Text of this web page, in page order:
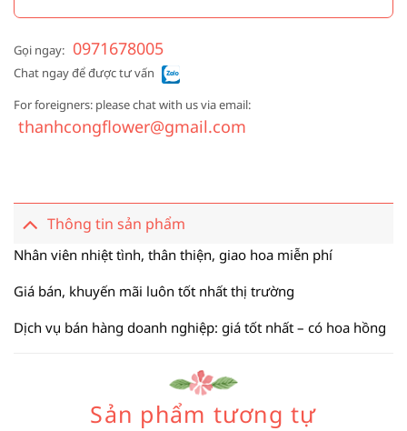
Gọi ngay: 0971678005
Chat ngay để được tư vấn
For foreigners: please chat with us via email:
thanhcongflower@gmail.com
Thông tin sản phẩm
Nhân viên nhiệt tình, thân thiện, giao hoa miễn phí
Giá bán, khuyến mãi luôn tốt nhất thị trường
Dịch vụ bán hàng doanh nghiệp: giá tốt nhất – có hoa hồng
Sản phẩm tương tự